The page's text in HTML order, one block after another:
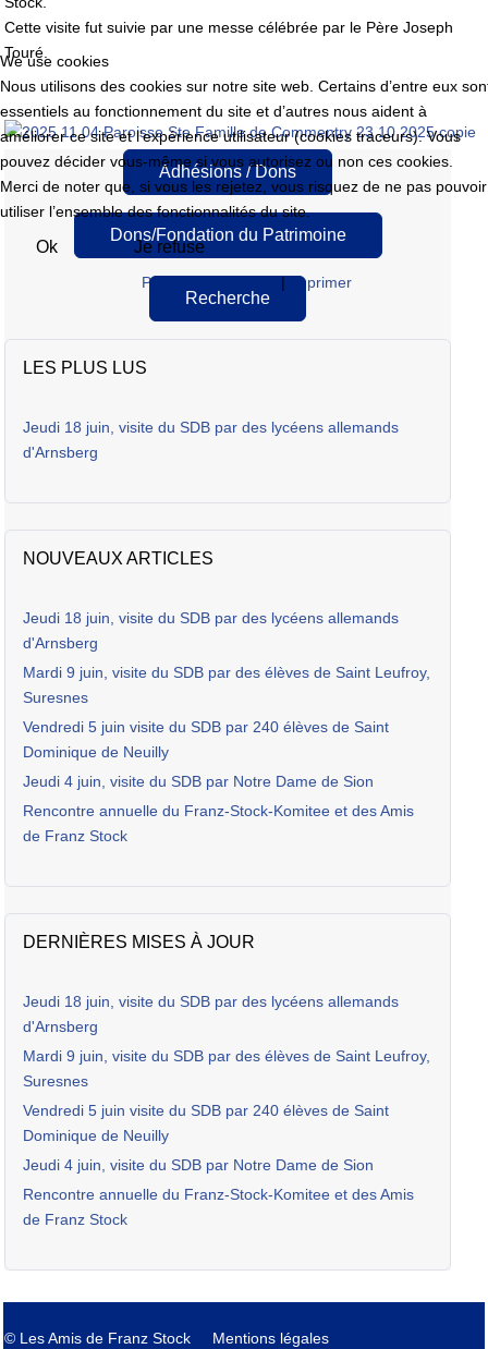
Cette visite fut suivie par une messe célébrée par le Père Joseph
Touré.
Adhésions / Dons
Dons/Fondation du Patrimoine
Recherche
LES PLUS LUS
Jeudi 18 juin, visite du SDB par des lycéens allemands
d'Arnsberg
NOUVEAUX ARTICLES
Jeudi 18 juin, visite du SDB par des lycéens allemands
d'Arnsberg
Mardi 9 juin, visite du SDB par des élèves de Saint Leufroy,
Suresnes
Vendredi 5 juin visite du SDB par 240 élèves de Saint
Dominique de Neuilly
Jeudi 4 juin, visite du SDB par Notre Dame de Sion
Rencontre annuelle du Franz-Stock-Komitee et des Amis
de Franz Stock
DERNIÈRES MISES À JOUR
Jeudi 18 juin, visite du SDB par des lycéens allemands
d'Arnsberg
Mardi 9 juin, visite du SDB par des élèves de Saint Leufroy,
Suresnes
Vendredi 5 juin visite du SDB par 240 élèves de Saint
Dominique de Neuilly
Jeudi 4 juin, visite du SDB par Notre Dame de Sion
Rencontre annuelle du Franz-Stock-Komitee et des Amis
de Franz Stock
© Les Amis de Franz Stock Mentions légales
We use cookies
Nous utilisons des cookies sur notre site web. Certains d’entre eux
essentiels au fonctionnement du site et d’autres nous aident à
améliorer ce site et l’expérience utilisateur (cookies traceurs). Vous
pouvez décider vous-même si vous autorisez ou non ces cookies.
Merci de noter que, si vous les rejetez, vous risquez de ne pas pouvoir
utiliser l’ensemble des fonctionnalités du site.
Ok Je refuse
Plus d' informations | Imprimer